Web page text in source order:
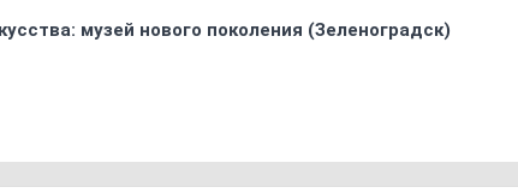
музей нового поколения (Зеленоградск)